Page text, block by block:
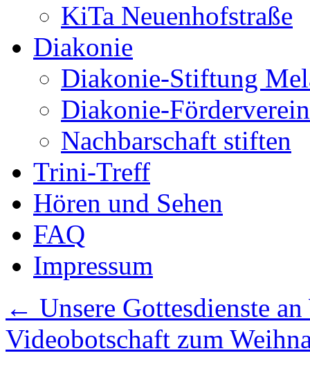
KiTa Neuenhofstraße
Diakonie
Diakonie-Stiftung
Diakonie-
Nachbarschaft stiften
Trini-Treff
Hören und Sehen
FAQ
Impressum
← Unsere Gottesdienste
Videobotschaft zum